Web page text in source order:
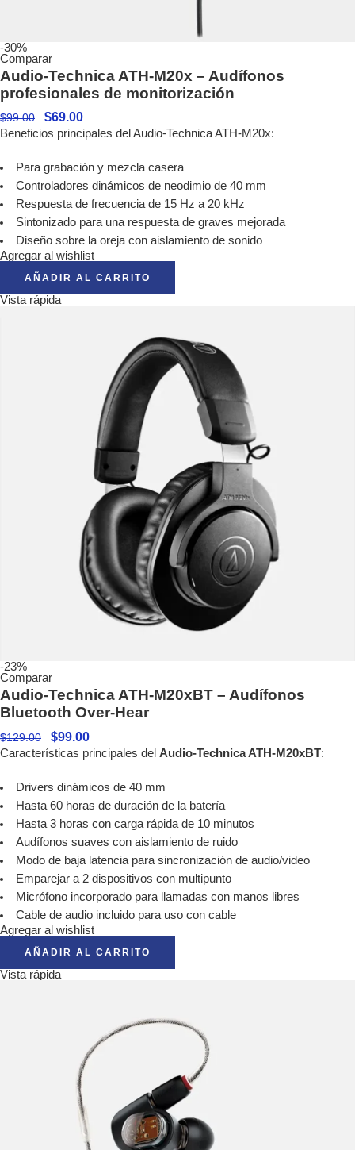
-30%
Comparar
Audio-Technica ATH-M20x – Audífonos
profesionales de monitorización
$99.00 $69.00
Beneficios principales del Audio-Technica ATH-M20x:
Para grabación y mezcla casera
Controladores dinámicos de neodimio de 40 mm
Respuesta de frecuencia de 15 Hz a 20 kHz
Sintonizado para una respuesta de graves mejorada
Diseño sobre la oreja con aislamiento de sonido
Agregar al wishlist
AÑADIR AL CARRITO
Vista rápida
-23%
Comparar
Audio-Technica ATH-M20xBT – Audífonos
Bluetooth Over-Hear
$129.00 $99.00
Características principales del Audio-Technica ATH-M20xBT:
Drivers dinámicos de 40 mm
Hasta 60 horas de duración de la batería
Hasta 3 horas con carga rápida de 10 minutos
Audífonos suaves con aislamiento de ruido
Modo de baja latencia para sincronización de audio/video
Emparejar a 2 dispositivos con multipunto
Micrófono incorporado para llamadas con manos libres
Cable de audio incluido para uso con cable
Agregar al wishlist
AÑADIR AL CARRITO
Vista rápida